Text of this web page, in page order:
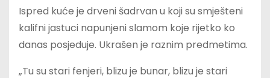
Ispred kuće je drveni šadrvan u koji su smješteni
kalifni jastuci napunjeni slamom koje rijetko ko
danas posjeduje. Ukrašen je raznim predmetima.
„Tu su stari fenjeri, blizu je bunar, blizu je stari